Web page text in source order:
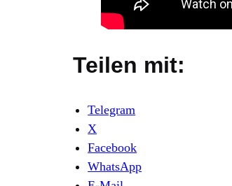
Teilen mit:
Telegram
X
Facebook
WhatsApp